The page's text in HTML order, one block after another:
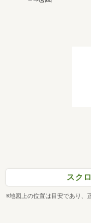
スク
※地図上の位置は目安であり、